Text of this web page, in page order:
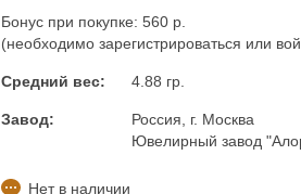
Бонус при покупке: 560 р.
(необходимо зарегистрироваться или
Средний вес: 4.88 гр.
Завод:
Россия, г. Москва
Ювелирный завод
Нет в наличии